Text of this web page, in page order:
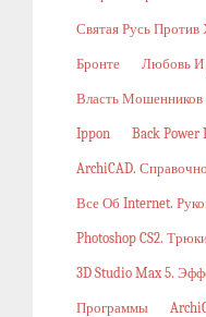
Святая Русь
Бронте Любовь
Власть Мошенников
Ippon Back Power
ArchiCAD.
Все Об Internet.
Photoshop CS2.
3D Studio Max 5.
Программы